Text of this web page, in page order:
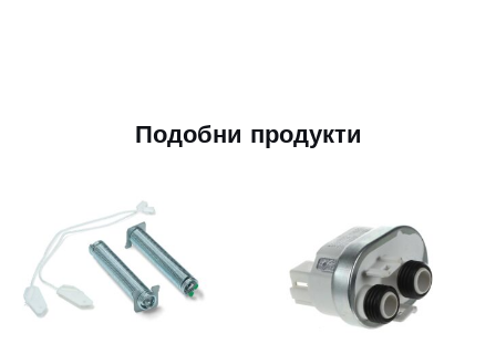
Подобни продукти